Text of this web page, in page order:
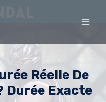
Réelle De
Durée Exacte